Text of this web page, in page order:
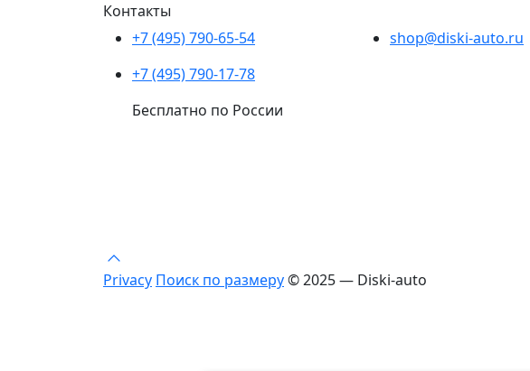
Контакты
+7 (495) 790-65-54
+7 (495) 790-17-78
Бесплатно по России
shop@diski-auto.ru
Privacy Поиск по размеру© 2025 — Diski-auto